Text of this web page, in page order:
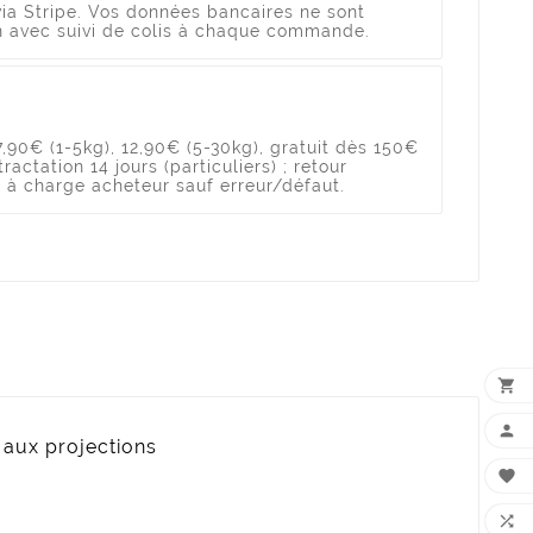
Stripe. Vos données bancaires ne sont
avec suivi de colis à chaque commande.
(1-5kg), 12,90€ (5-30kg), gratuit dès 150€
14 jours (particuliers) ; retour
charge acheteur sauf erreur/défaut.
projections



